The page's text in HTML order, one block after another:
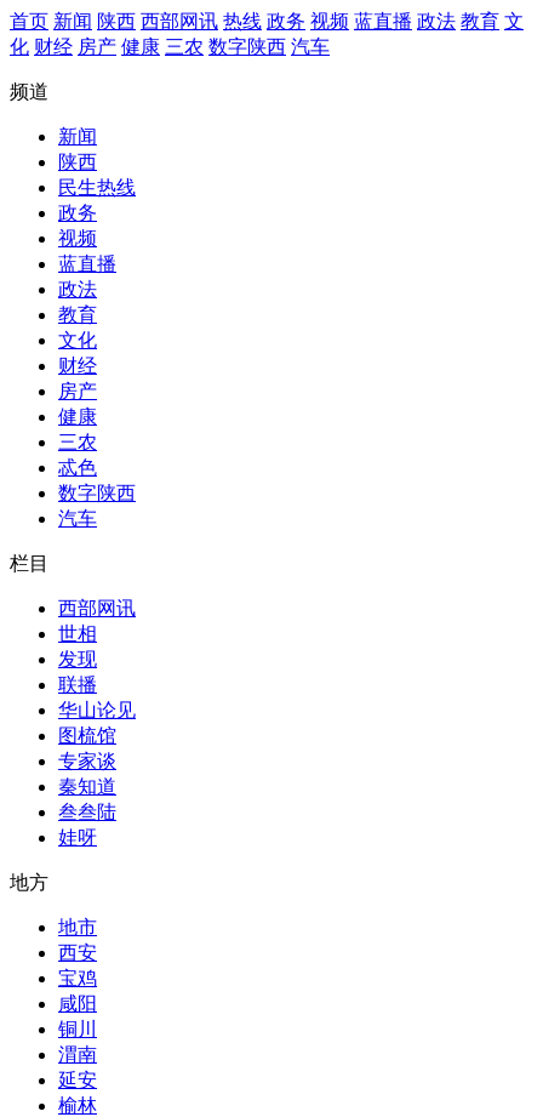
首页 新闻 陕西 西部网讯 热线 政务 视频 蓝直播 政法 教育 文
化 财经 房产 健康 三农 数字陕西 汽车
频道
新闻
陕西
民生热线
政务
视频
蓝直播
政法
教育
文化
财经
房产
健康
三农
忒色
数字陕西
汽车
栏目
西部网讯
世相
发现
联播
华山论见
图梳馆
专家谈
秦知道
叁叁陆
娃呀
地方
地市
西安
宝鸡
咸阳
铜川
渭南
延安
榆林